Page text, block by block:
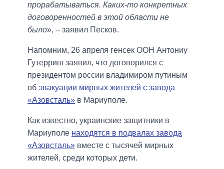
прорабатываться. Каких-то конкретных
договоренностей в этой области не
было», – заявил Песков.
Напомним, 26 апреля генсек ООН Антониу
Гутерриш заявил, что договорился с
президентом россии владимиром путиным
об эвакуации мирных жителей с завода
«Азовсталь» в Мариуполе.
Как известно, украинские защитники в
Мариуполе находятся в подвалах завода
«Азовсталь» вместе с тысячей мирных
жителей, среди которых дети.